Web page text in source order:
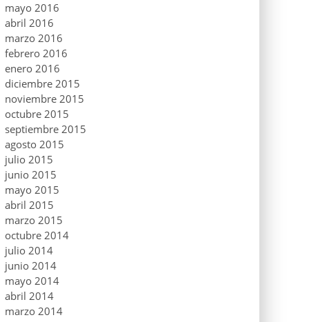
mayo 2016
abril 2016
marzo 2016
febrero 2016
enero 2016
diciembre 2015
noviembre 2015
octubre 2015
septiembre 2015
agosto 2015
julio 2015
junio 2015
mayo 2015
abril 2015
marzo 2015
octubre 2014
julio 2014
junio 2014
mayo 2014
abril 2014
marzo 2014